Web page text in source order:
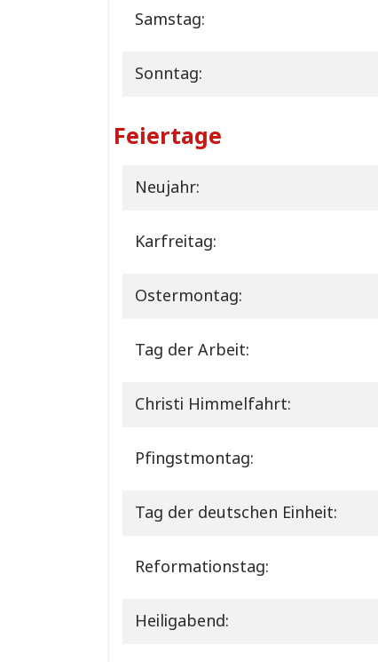
Samstag:
Sonntag:
Feiertage
Neujahr:
Karfreitag:
Ostermontag:
Tag der Arbeit:
Christi Himmelfahrt:
Pfingstmontag:
Tag der deutschen Einheit:
Reformationstag:
Heiligabend: